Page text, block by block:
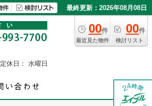
最終更新：2026年08月08日
00件
最近見た物件
00件
検討リスト
定休日： 水曜日